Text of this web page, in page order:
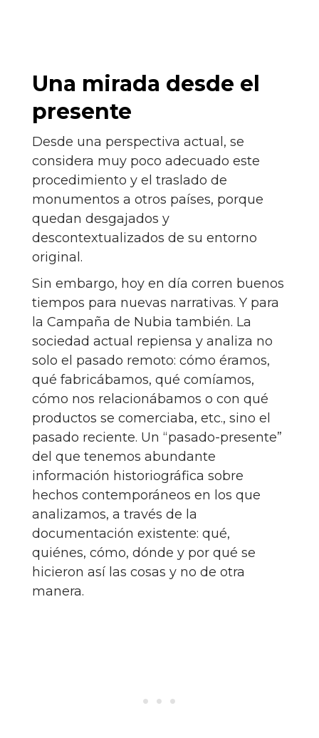
Una mirada desde el
presente
Desde una perspectiva actual, se
considera muy poco adecuado este
procedimiento y el traslado de
monumentos a otros países, porque
quedan desgajados y
descontextualizados de su entorno
original.
Sin embargo, hoy en día corren buenos
tiempos para nuevas narrativas. Y para
la Campaña de Nubia también. La
sociedad actual repiensa y analiza no
solo el pasado remoto: cómo éramos,
qué fabricábamos, qué comíamos,
cómo nos relacionábamos o con qué
productos se comerciaba, etc., sino el
pasado reciente. Un “pasado-presente”
del que tenemos abundante
información historiográfica sobre
hechos contemporáneos en los que
analizamos, a través de la
documentación existente: qué,
quiénes, cómo, dónde y por qué se
hicieron así las cosas y no de otra
manera.